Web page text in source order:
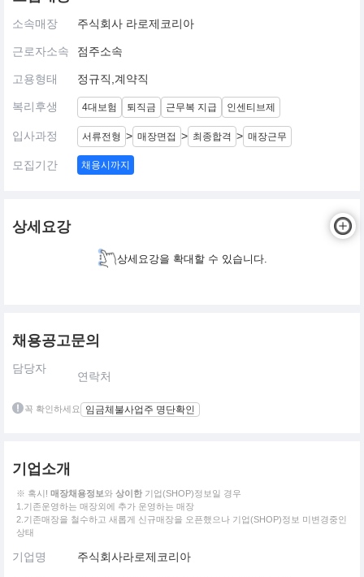
소속매장 주식회사 라로제코리아
근로자소속 점주소속
고용형태 정규직,계약직
복리후생 4대보험 퇴직금 근무복 지급 인센티브제
입사과정 서류전형 > 매장면접 > 최종합격 > 매장근무
모집기간 채용시까지
상세요강
상세요강을 확대할 수 있습니다.
채용공고문의
담당자
연락처
꼭 확인하세요 임금체불사업주 명단확인
기업소개
※ 혹시! 매장채용정보와 상이한 기업(SHOP)정보일 경우
1.기존운영하는 매장외에 추가 운영하는 매장
2.기존매장을 철수하고 새롭게 신규매장을 오픈했으나 기업(SHOP)정보 미변경중인
상태
기업명 주식회사라로제코리아